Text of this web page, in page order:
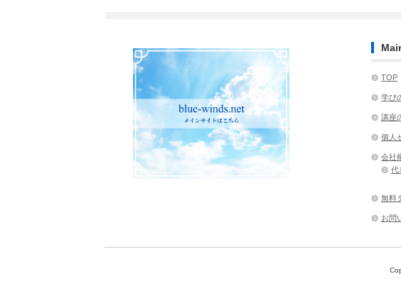
TOP
学び
講座
個人
会社
代
無料
お問